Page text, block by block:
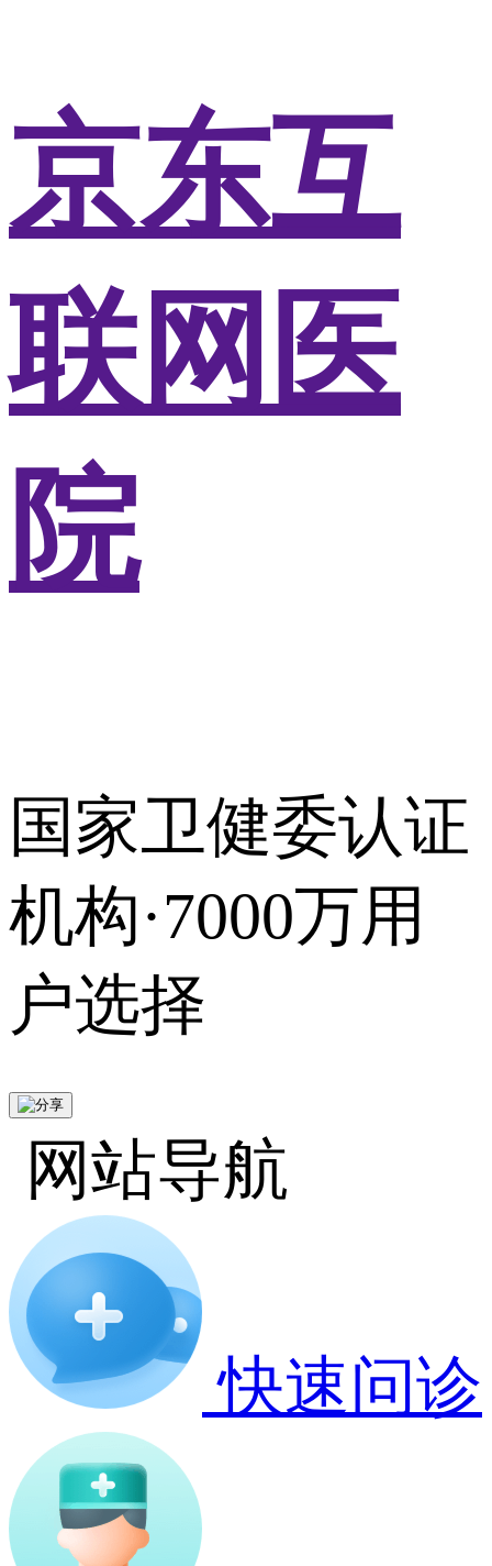
京东互
联网医
院
国家卫健委认证
机构·7000万用
户选择
网站导航
快速问诊